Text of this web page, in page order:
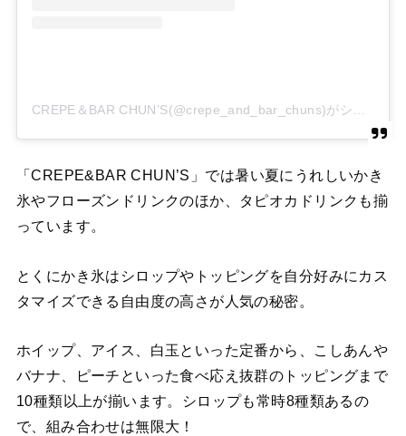
「CREPE&BAR CHUN’S」では暑い夏にうれしいかき
氷やフローズンドリンクのほか、タピオカドリンクも揃
っています。
とくにかき氷はシロップやトッピングを自分好みにカス
タマイズできる自由度の高さが人気の秘密。
ホイップ、アイス、白玉といった定番から、こしあんや
バナナ、ピーチといった食べ応え抜群のトッピングまで
10種類以上が揃います。シロップも常時8種類あるの
で、組み合わせは無限大！